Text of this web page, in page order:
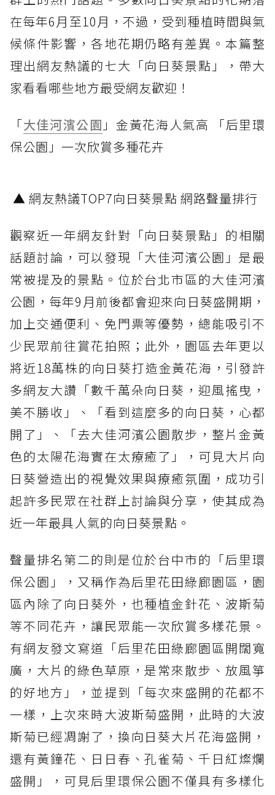
在每年6月至10月，不過，受到種植時間與氣
候條件影響，各地花期仍略有差異。本篇整
理出網友熱議的七大「向日葵景點」，帶大
家看看哪些地方最受網友歡迎！
「大佳河濱公園 」金黃花海人氣高 「后里環
保公園」一次欣賞多種花卉
▲ 網友熱議TOP7向日葵景點 網路聲量排行
觀察近一年網友針對「向日葵景點」的相關
話題討論，可以發現「大佳河濱公園」是最
常被提及的景點。位於台北市區的大佳河濱
公園，每年9月前後都會迎來向日葵盛開期，
加上交通便利、免門票等優勢，總能吸引不
少民眾前往賞花拍照；此外，園區去年更以
將近18萬株的向日葵打造金黃花海，引發許
多網友大讚「數千萬朵向日葵，迎風搖曳，
美不勝收」、「看到這麼多的向日葵，心都
開了」、「去大佳河濱公園散步，整片金黃
色的太陽花海實在太療癒了」，可見大片向
日葵營造出的視覺效果與療癒氛圍，成功引
起許多民眾在社群上討論與分享，使其成為
近一年最具人氣的向日葵景點。
聲量排名第二的則是位於台中市的「后里環
保公園」，又稱作為后里花田綠廊園區，園
區內除了向日葵外，也種植金針花、波斯菊
等不同花卉，讓民眾能一次欣賞多樣花景。
有網友發文寫道「后里花田綠廊園區開闊寬
廣，大片的綠色草原，是常來散步、放風箏
的好地方」，並提到「每次來盛開的花都不
一樣，上次來時大波斯菊盛開，此時的大波
斯菊已經凋謝了，換向日葵大片花海盛開，
還有黃鐘花、日日春、孔雀菊、千日紅燦爛
盛開」，可見后里環保公園不僅具有多樣化